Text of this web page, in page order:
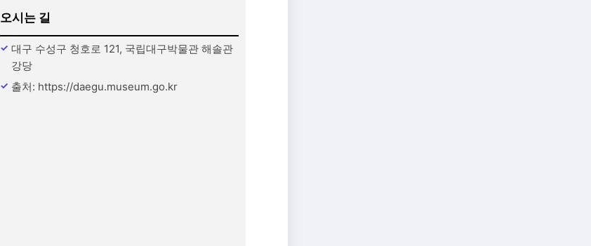
오시는 길
대구 수성구 청호로 121, 국립대구박물관 해솔관
강당
출처: https://daegu.museum.go.kr